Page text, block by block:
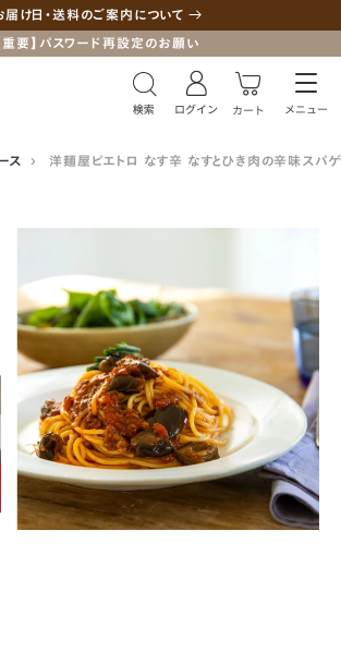
届け日・送料のご案内について
重要】パスワード再設定のお願い
ス › 洋麺屋ピエトロ なす辛 なすとひき肉の辛味スパ